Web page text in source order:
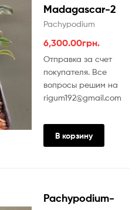
Madagascar-2
Pachypodium
6,300.00грн.
Отправка за счет
покупателя. Все
вопросы решим на
rigum192@gmail.com
В корзину
Pachypodium-